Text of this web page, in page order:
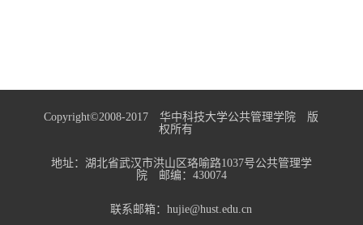
Copyright©2008-2017 华中科技大学公共管理学院 版
权所有
地址：湖北省武汉市洪山区珞喻路1037号公共管理学
院 邮编：430074
联系邮箱：hujie@hust.edu.cn